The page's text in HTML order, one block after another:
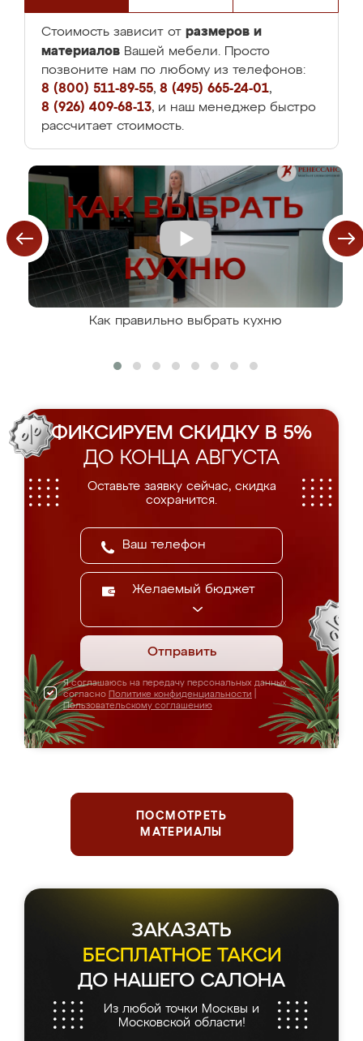
Стоимость зависит от размеров и
материалов Вашей мебели. Просто
позвоните нам по любому из телефонов:
8 (800) 511-89-55, 8 (495) 665-24-01,
8 (926) 409-68-13, и наш менеджер быстро
рассчитает стоимость.
Как правильно выбрать кухню
ФИКСИРУЕМ СКИДКУ В 5%
ДО КОНЦА АВГУСТА
Оставьте заявку сейчас, скидка
сохранится.
Желаемый бюджет
Отправить
Я соглашаюсь на передачу персональных данных
согласно Политике конфиденциальности
Пользовательскому соглашению
ПОСМОТРЕТЬ
МАТЕРИАЛЫ
ЗАКАЗАТЬ
БЕСПЛАТНОЕ ТАКСИ
ДО НАШЕГО САЛОНА
Из любой точки Москвы и
Московской области!